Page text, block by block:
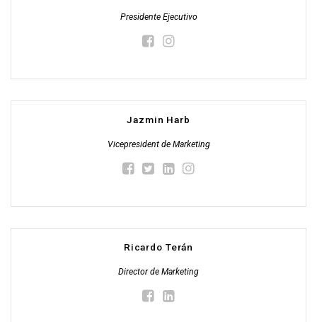
Presidente Ejecutivo
Jazmin Harb
Vicepresident de Marketing
Ricardo Terán
Director de Marketing